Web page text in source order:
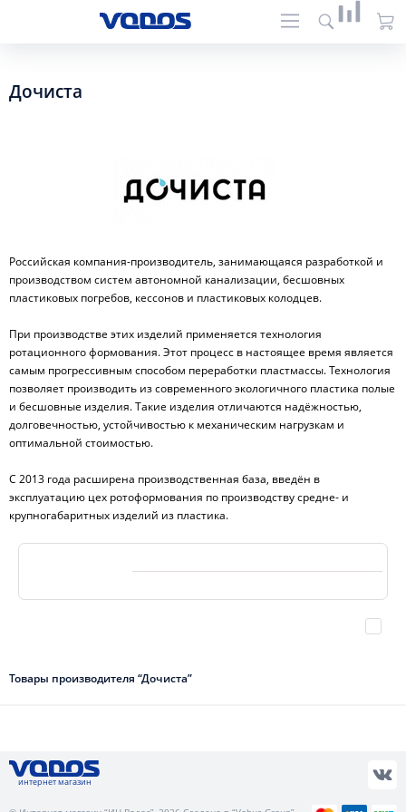
Дочиста
Российская компания-производитель, занимающаяся разработкой и
производством систем автономной канализации, бесшовных
пластиковых погребов, кессонов и пластиковых колодцев.
При производстве этих изделий применяется технология
ротационного формования. Этот процесс в настоящее время является
самым прогрессивным способом переработки пластмассы. Технология
позволяет производить из современного экологичного пластика полые
и бесшовные изделия. Такие изделия отличаются надёжностью,
долговечностью, устойчивостью к механическим нагрузкам и
оптимальной стоимостью.
С 2013 года расширена производственная база, введён в
эксплуатацию цех ротоформования по производству средне- и
крупногабаритных изделий из пластика.
Товары производителя “Дочиста”
интернет магазин